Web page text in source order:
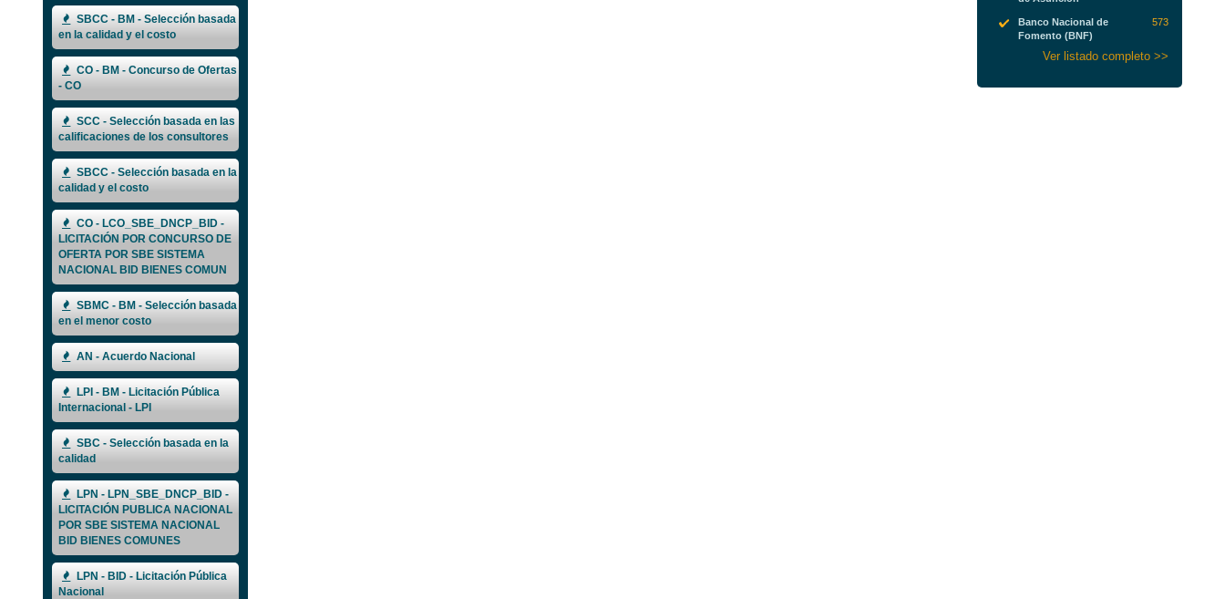
SBCC - BM - Selección basada
en la calidad y el costo
CO - BM - Concurso de Ofertas
- CO
SCC - Selección basada en las
calificaciones de los consultores
SBCC - Selección basada en la
calidad y el costo
CO - LCO_SBE_DNCP_BID -
LICITACIÓN POR CONCURSO DE
OFERTA POR SBE SISTEMA
NACIONAL BID BIENES COMUN
SBMC - BM - Selección basada
en el menor costo
AN - Acuerdo Nacional
LPI - BM - Licitación Pública
Internacional - LPI
SBC - Selección basada en la
calidad
LPN - LPN_SBE_DNCP_BID -
LICITACIÓN PUBLICA NACIONAL
POR SBE SISTEMA NACIONAL
BID BIENES COMUNES
LPN - BID - Licitación Pública
Nacional
Banco Nacional de
Fomento (BNF)
573
Ver listado completo >>